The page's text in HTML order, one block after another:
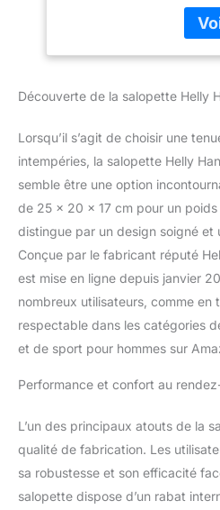
vent
et les
ainsi
Découverte de la salopette Helly
Lorsqu’il s’agit de choisir une
intempéries, la salopette Helly
semble être une option
de 25 x 20 x 17 cm pour un poids
distingue par un design soigné et
Conçue par le fabricant réputé
est mise en ligne depuis janvier
nombreux utilisateurs, comme en
respectable dans les catégories
et de sport pour hommes sur
Performance et confort au
L’un des principaux atouts de la
qualité de fabrication. Les
sa robustesse et son efficacité
salopette dispose d’un rabat